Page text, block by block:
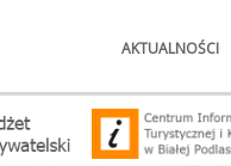
AKTUALNOŚCI